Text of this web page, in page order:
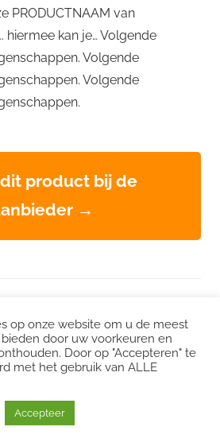
PRODUCTNAAM van
hiermee kan je… Volgende
Volgende
Volgende
product bij de
→
| LinkedIn |Twitter
Duurzame vacatures
Echt groene stroom
op onze website om u de meest
door uw voorkeuren en
Door op "Accepteren" te
met het gebruik van ALLE
Accepteer